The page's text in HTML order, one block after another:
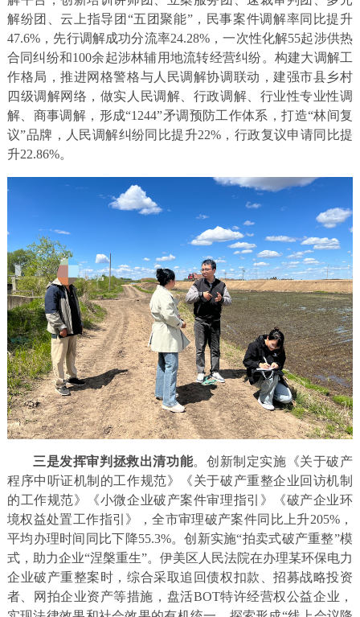
解纷团、云上指导团“五团聚能”，民事案件调解率同比提升
47.6%，先行调解成功分流率24.28%，一次性化解55起涉供热
合同纠纷和100余起涉林辅用地流转经营纠纷。构建大调解工
作格局，推进网格警格与人民调解协调联动，建强市县乡村
四级调解网络，做实人民调解、行政调解、行业性专业性调
解、商事调解，形成“1244”矛调预防工作体系，打造“林间复
议”品牌，人民调解纠纷同比提升22%，行政复议申请同比提
升22.86%。
三是发挥审判拯救出清功能。创新制定实施《关于破产
程序中听证机制的工作规范》《关于破产重整企业回访机制
的工作规范》《小微企业破产案件审理指引》《破产企业环
境权益处置工作指引》，全市审理破产案件同比上升205%，
平均办理时间同比下降55.3%。创新实施“拍卖式破产重整”模
式，助力企业“涅槃重生”。伊美区人民法院在办理某环保电力
企业破产重整案时，综合采取追回债权扣款、招募战略投资
者、网拍企业资产等措施，盘活BOT特许经营权公益企业，